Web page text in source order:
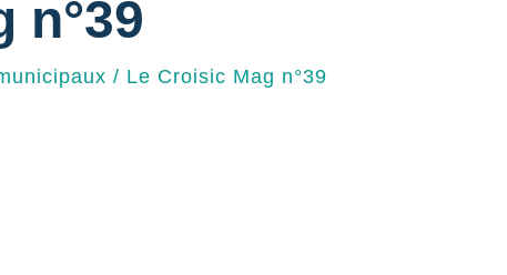
n°39
/ Le Croisic Mag n°39